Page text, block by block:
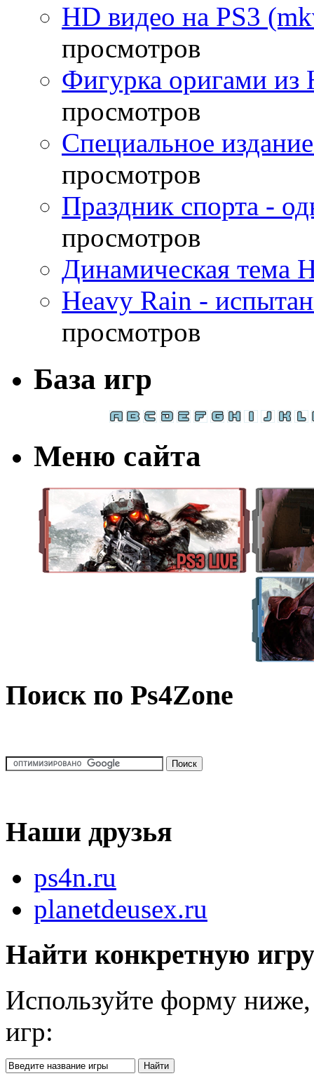
HD видео на PS3
просмотров
Фигурка оригами из
просмотров
Специальное
просмотров
Праздник спорта -
просмотров
Динамическая тема
Heavy Rain -
просмотров
База игр
Меню сайта
Поиск по Ps4Zone
Наши друзья
ps4n.ru
planetdeusex.ru
Найти конкретную
Используйте форму
игр: